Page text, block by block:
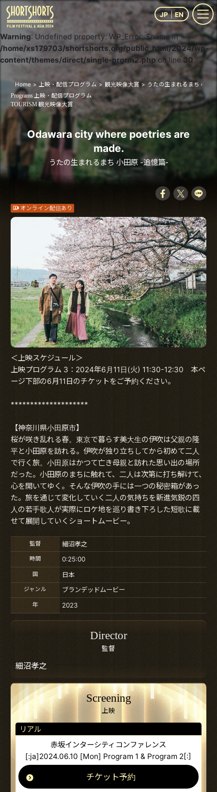
JP EN
Warning: Undefined property: WP_Error::$name in
/home/xs179703/shortshorts.org/public_html/2024/wp-
content/themes/direct/single-prgrm2.php on line 30
Home 上映・配信プログラム 観光映像大賞 うたの生まれるまち 小田
Programs上映・配信プログラム
TOURISM 観光映像大賞
Odawara city where poetries are
made.
うたの生まれるまち 小田原 -追憶篇-
オンライン配信あり
＜上映スケジュール＞
上映プログラム 3：2024年6月11日(火) 11:30-12:30 本ペ
ージ下部の6月11日のチケットをご予約ください。
********************
【神奈川県小田原市】
桜が咲き乱れる春。東京で暮らす美大生の伊吹は父親の隆
平と小田原を訪れる。伊吹が独り立ちしてから初めて二人
で行く旅。小田原はかつて亡き母親と訪れた思い出の場所
だった。小田原のまちに触れて、二人は次第に打ち解けて、
心を開いてゆく。そんな伊吹の手には一つの秘密箱があっ
た。旅を通じて変化していく二人の気持ちを新進気鋭の四
人の若手歌人が実際にロケ地を巡り書き下ろした短歌に載
せて展開していくショートムービー。
監督 細沼孝之
時間 0:25:00
国 日本
ジャンル ブランデッドムービー
年 2023
Director
監督
細沼孝之
Screening
上映
リアル
赤坂インターシティコンファレンス
[:ja]2024.06.10 [Mon] Program 1 & Program 2[:]
チケット予約